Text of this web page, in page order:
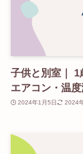
子供と別室｜ 1
エアコン・温
2024年1月5日 2024